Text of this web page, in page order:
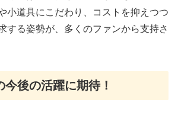
小道具にこだわり、コストを抑えつつ
する姿勢が、多くのファンから支持さ
後の活躍に期待！